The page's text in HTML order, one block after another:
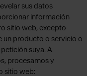
sus datos
información
sitio web, excepto
un producto o servicio o
suya. A
procesamos y
sitio web: